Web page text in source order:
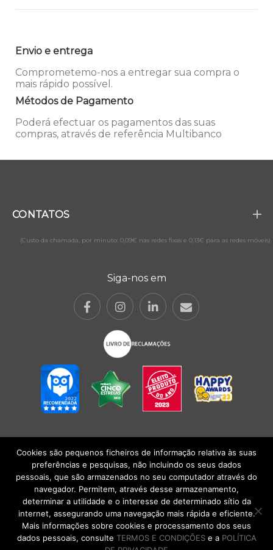
Envio e entrega
Comprometemo-nos a entregar sua compra o
mais rápido possível.
Métodos de Pagamento
Poderá efectuar os pagamentos das suas
compras, através de referência Multibanco
CONTATOS
(Custo da chamada, por minuto: 0,09€ nas redes fixas e 0,13€ para as redes móveis)
Siga-nos em
POLÍTICA DE PRIVACIDADE|TERMOS E CONDIÇÕESlCONDIÇÕES
GERAIS DE VENDA| Alberto Oculista, SA 2026. Todos os direitos reservados.
Cookies são pequenos ficheiros de informação relativa às suas
preferências e pesquisas, não incluindo os seus dados
pessoais, que são armazenados no seu computador através do
navegador. Permitem, através desse armazenamento,
determinar a utilidade e o interesse de determinado sítio da
internet, assegurando uma navegação mais rápida e eficiente.
Mais informações sobre cookies e processamento dos seus
dados pessoais, consulte TERMOS E CONDIÇÕESe a POLÍTICA